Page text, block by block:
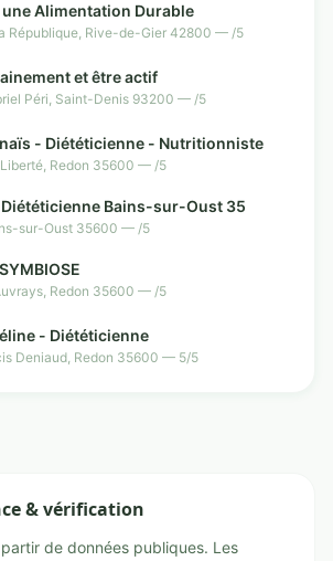
Alimentation Durable
République, Rive-de-Gier 42800 — /5
et être actif
Péri, Saint-Denis 93200 — /5
- Diététicienne - Nutritionniste
Liberté, Redon 35600 — /5
Diététicienne Bains-sur-Oust 35
sur-Oust 35600 — /5
Redon 35600 — /5
- Diététicienne
Deniaud, Redon 35600 — 5/5
& vérification
de données publiques. Les